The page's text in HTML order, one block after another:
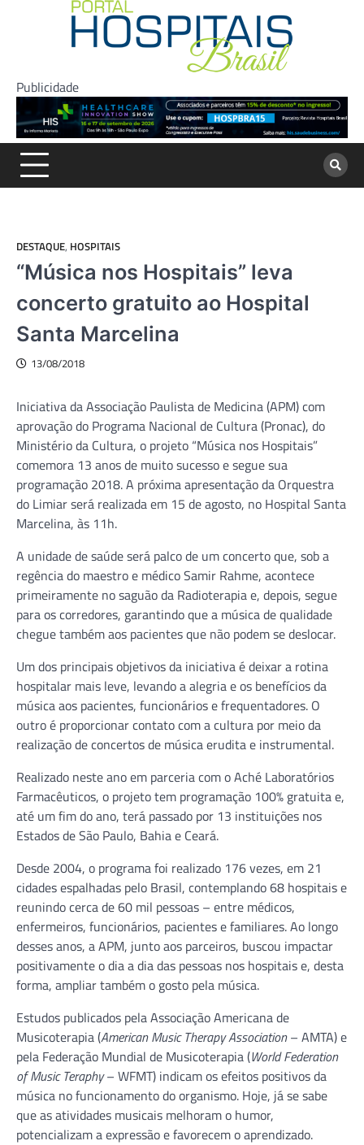
Publicidade
DESTAQUE, HOSPITAIS
“Música nos Hospitais” leva
concerto gratuito ao Hospital
Santa Marcelina
13/08/2018
Iniciativa da Associação Paulista de Medicina (APM) com
aprovação do Programa Nacional de Cultura (Pronac), do
Ministério da Cultura, o projeto “Música nos Hospitais”
comemora 13 anos de muito sucesso e segue sua
programação 2018. A próxima apresentação da Orquestra
do Limiar será realizada em 15 de agosto, no Hospital Santa
Marcelina, às 11h.
A unidade de saúde será palco de um concerto que, sob a
regência do maestro e médico Samir Rahme, acontece
primeiramente no saguão da Radioterapia e, depois, segue
para os corredores, garantindo que a música de qualidade
chegue também aos pacientes que não podem se deslocar.
Um dos principais objetivos da iniciativa é deixar a rotina
hospitalar mais leve, levando a alegria e os benefícios da
música aos pacientes, funcionários e frequentadores. O
outro é proporcionar contato com a cultura por meio da
realização de concertos de música erudita e instrumental.
Realizado neste ano em parceria com o Aché Laboratórios
Farmacêuticos, o projeto tem programação 100% gratuita e,
até um fim do ano, terá passado por 13 instituições nos
Estados de São Paulo, Bahia e Ceará.
Desde 2004, o programa foi realizado 176 vezes, em 21
cidades espalhadas pelo Brasil, contemplando 68 hospitais e
reunindo cerca de 60 mil pessoas – entre médicos,
enfermeiros, funcionários, pacientes e familiares. Ao longo
desses anos, a APM, junto aos parceiros, buscou impactar
positivamente o dia a dia das pessoas nos hospitais e, desta
forma, ampliar também o gosto pela música.
Estudos publicados pela Associação Americana de
Musicoterapia (American Music Therapy Association– AMTA) e
pela Federação Mundial de Musicoterapia (World Federation
of Music Teraphy– WFMT) indicam os efeitos positivos da
música no funcionamento do organismo. Hoje, já se sabe
que as atividades musicais melhoram o humor,
potencializam a expressão e favorecem o aprendizado.